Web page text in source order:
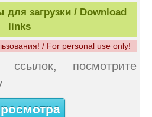
загрузки / Download
links
/ For personal use only!
посмотрите